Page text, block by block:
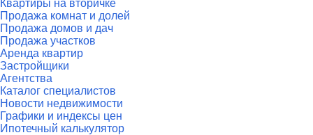
Квартиры на вторичке
Продажа комнат и долей
Продажа домов и дач
Продажа участков
Аренда квартир
Застройщики
Агентства
Каталог специалистов
Новости недвижимости
Графики и индексы цен
Ипотечный калькулятор